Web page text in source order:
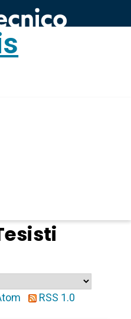
RSS 1.0